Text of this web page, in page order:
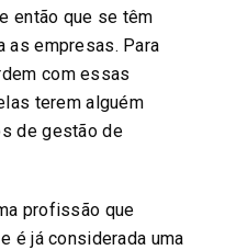
então que se têm
as empresas. Para
com essas
terem alguém
de gestão de
profissão que
é já considerada uma